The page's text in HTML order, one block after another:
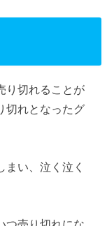
り切れることが
切れとなったグ
い、泣く泣く